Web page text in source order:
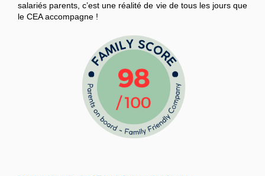
salariés parents, c’est une réalité de vie de tous les jours que
le CEA accompagne !